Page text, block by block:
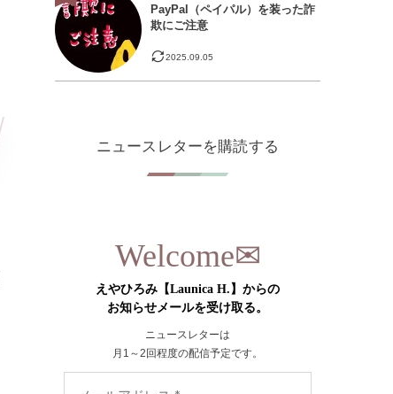
PayPal（ペイパル）を装った詐
欺にご注意
2025.09.05
ニュースレターを購読する
Welcome✉︎
えやひろみ【Launica H.】からの
お知らせメールを受け取る。
ニュースレターは
月1～2回程度の配信予定です。